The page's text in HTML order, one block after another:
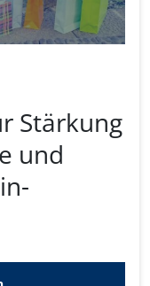
Stärkung
und